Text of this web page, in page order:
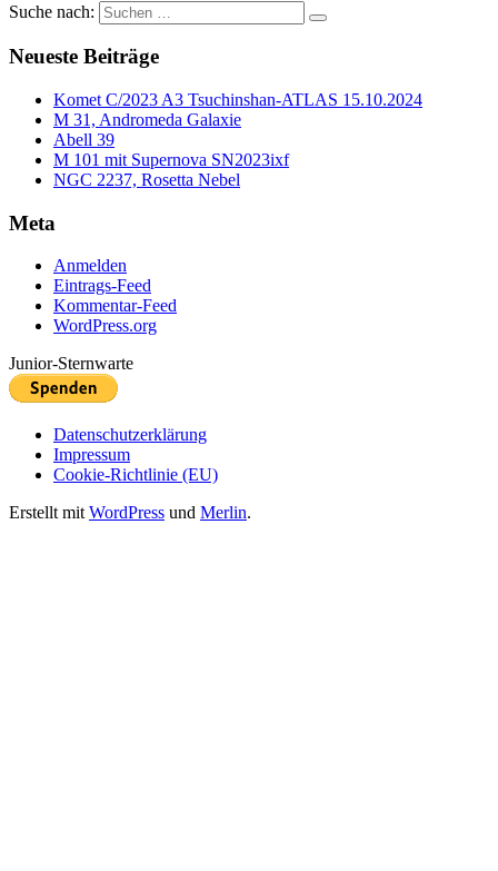
Suche nach:
Neueste Beiträge
Komet C/2023 A3 Tsuchinshan-ATLAS 15.10.2024
M 31, Andromeda Galaxie
Abell 39
M 101 mit Supernova SN2023ixf
NGC 2237, Rosetta Nebel
Meta
Anmelden
Eintrags-Feed
Kommentar-Feed
WordPress.org
Junior-Sternwarte
Datenschutzerklärung
Impressum
Cookie-Richtlinie (EU)
Erstellt mit WordPress und Merlin.